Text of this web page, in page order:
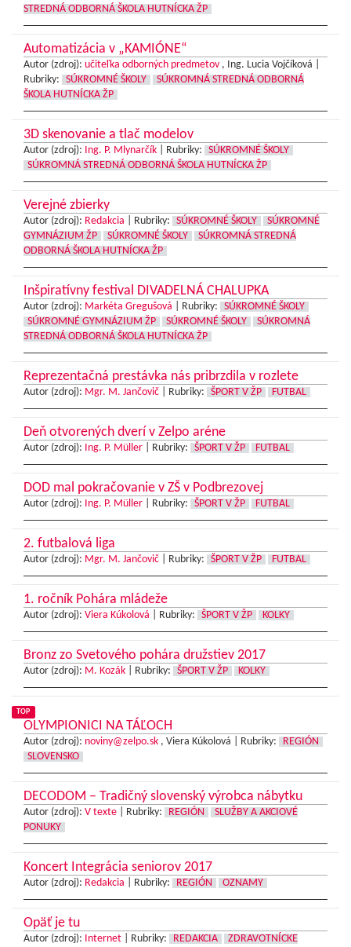
STREDNÁ ODBORNÁ ŠKOLA HUTNÍCKA ŽP
Automatizácia v „KAMIÓNE“
Autor (zdroj): učiteľka odborných predmetov , Ing. Lucia Vojčíková |
Rubriky:
SÚKROMNÉ ŠKOLY
SÚKROMNÁ STREDNÁ ODBORNÁ
ŠKOLA HUTNÍCKA ŽP
3D skenovanie a tlač modelov
Autor (zdroj): Ing. P. Mlynarčík Rubriky:
SÚKROMNÉ ŠKOLY
SÚKROMNÁ STREDNÁ ODBORNÁ ŠKOLA HUTNÍCKA ŽP
Verejné zbierky
Autor (zdroj): Redakcia Rubriky: SÚKROMNÉ ŠKOLY
SÚKROMNÉ
GYMNÁZIUM ŽP
SÚKROMNÉ ŠKOLY
SÚKROMNÁ STREDNÁ
ODBORNÁ ŠKOLA HUTNÍCKA ŽP
Inšpiratívny festival DIVADELNÁ CHALUPKA
Autor (zdroj): Markéta Gregušová Rubriky:
SÚKROMNÉ ŠKOLY
SÚKROMNÉ GYMNÁZIUM ŽP
SÚKROMNÉ ŠKOLY
SÚKROMNÁ
STREDNÁ ODBORNÁ ŠKOLA HUTNÍCKA ŽP
Reprezentačná prestávka nás pribrzdila v rozlete
Autor (zdroj): Mgr. M. Jančovič Rubriky: ŠPORT V ŽP FUTBAL
Deň otvorených dverí v Zelpo aréne
Autor (zdroj): Ing. P. Müller Rubriky: ŠPORT V ŽP FUTBAL
DOD mal pokračovanie v ZŠ v Podbrezovej
Autor (zdroj): Ing. P. Müller Rubriky: ŠPORT V ŽP FUTBAL
2. futbalová liga
Autor (zdroj): Mgr. M. Jančovič Rubriky: ŠPORT V ŽP FUTBAL
1. ročník Pohára mládeže
Autor (zdroj): Viera Kúkolová Rubriky: ŠPORT V ŽP KOLKY
Bronz zo Svetového pohára družstiev 2017
Autor (zdroj): M. Kozák Rubriky: ŠPORT V ŽP KOLKY
TOP
OLYMPIONICI NA TÁĽOCH
Autor (zdroj): noviny@zelpo.sk , Viera Kúkolová | Rubriky:
REGIÓN
SLOVENSKO
DECODOM – Tradičný slovenský výrobca nábytku
Autor (zdroj): V texte Rubriky: REGIÓN
SLUŽBY A AKCIOVÉ
PONUKY
Koncert Integrácia seniorov 2017
Autor (zdroj): Redakcia Rubriky: REGIÓN OZNAMY
Opäť je tu
Autor (zdroj): Internet Rubriky: REDAKCIA
ZDRAVOTNÍCKE